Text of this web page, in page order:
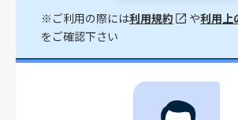
※ご利用の際には利用規約 や利用上
をご確認下さい